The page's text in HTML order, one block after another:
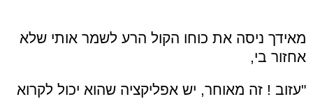
מאידך ניסה את כוחו הקול הרע לשמר אותי שלא
אחזור בי,
"עזוב ! זה מאוחר, יש אפליקציה שהוא יכול לקרוא